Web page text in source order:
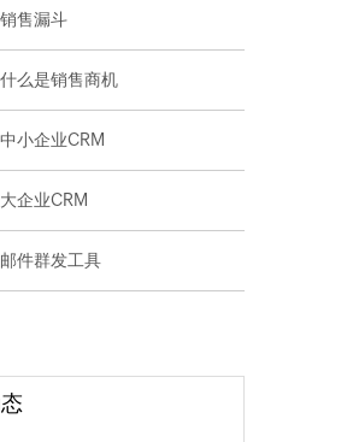
销售漏斗
什么是销售商机
中小企业CRM
大企业CRM
邮件群发工具